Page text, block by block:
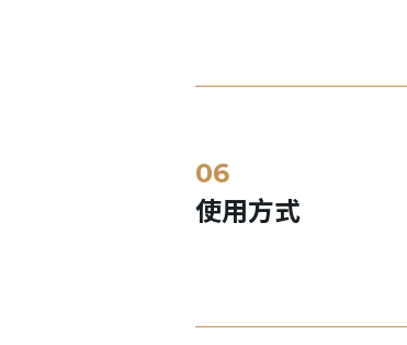
使用方式